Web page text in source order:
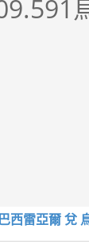
巴西雷亞爾 兌